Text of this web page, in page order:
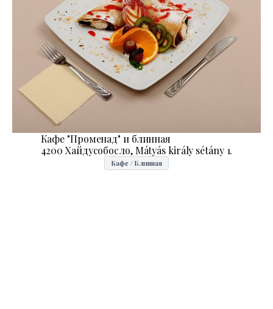
Кафе "Променад" и блинная
4200 Хайдусобосло, Mátyás király sétány 1.
Кафе / Блинная